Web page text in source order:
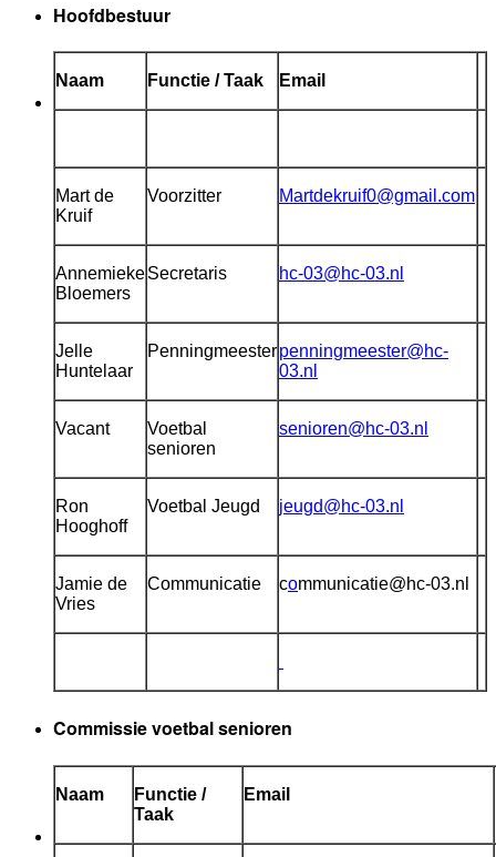
Hoofdbestuur
Naam Functie / Taak Email
Mart de
Kruif
Voorzitter Martdekruif0@gmail.com
Annemieke
Bloemers
Secretaris hc-03@hc-03.nl
Jelle
Huntelaar
Penningmeesterpenningmeester@hc-
03.nl
Vacant
Voetbal
senioren
senioren@hc-03.nl
Ron
Hooghoff
Voetbal Jeugd jeugd@hc-03.nl
Jamie de
Vries
Communicatie communicatie@hc-03.nl
Commissie voetbal senioren
Naam
Functie /
Taak
Email